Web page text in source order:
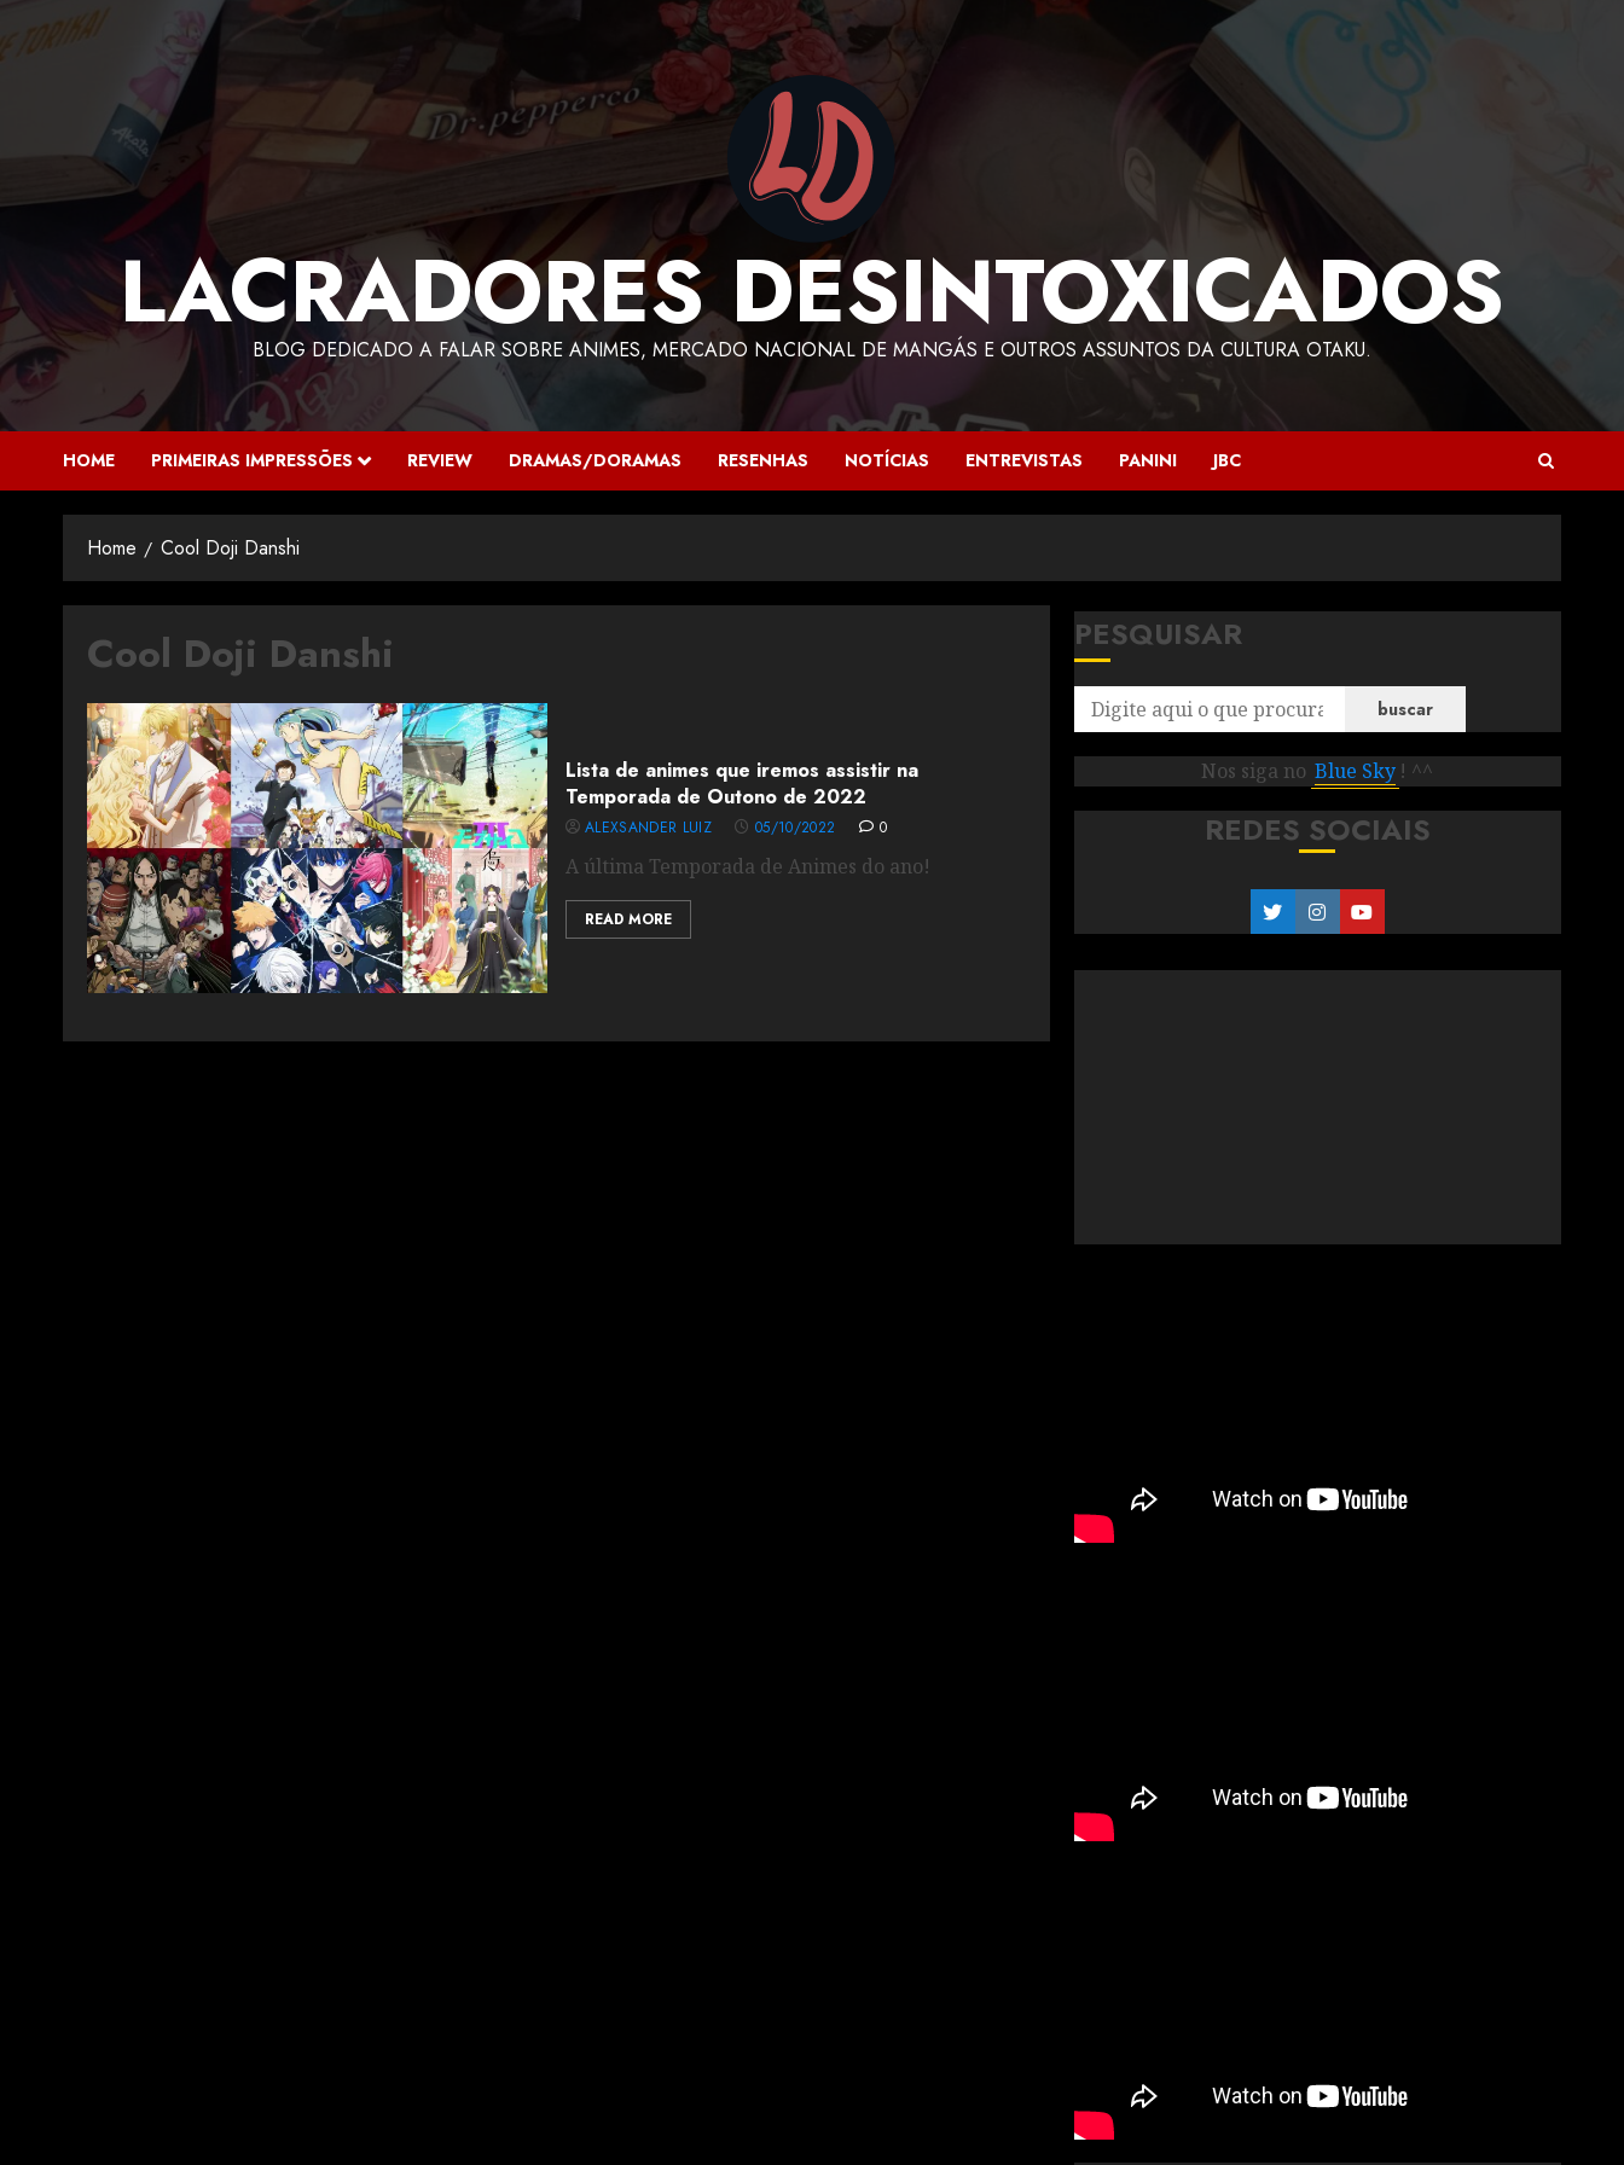
LACRADORES DESINTOXICADOS
BLOG DEDICADO A FALAR SOBRE ANIMES, MERCADO NACIONAL DE MANGÁS E OUTROS ASSUNTOS DA CULTURA OTAKU.
HOME PRIMEIRAS IMPRESSÕES REVIEW DRAMAS/DORAMAS RESENHAS NOTÍCIAS ENTREVISTAS PANINI JBC
Home Cool Doji Danshi
Cool Doji Danshi
Lista de animes que iremos assistir na
Temporada de Outono de 2022
ALEXSANDER LUIZ 05/10/2022 0
A última Temporada de Animes do ano!
READ MORE
PESQUISAR
buscar
Nos siga no Blue Sky ! ^^
REDES SOCIAIS